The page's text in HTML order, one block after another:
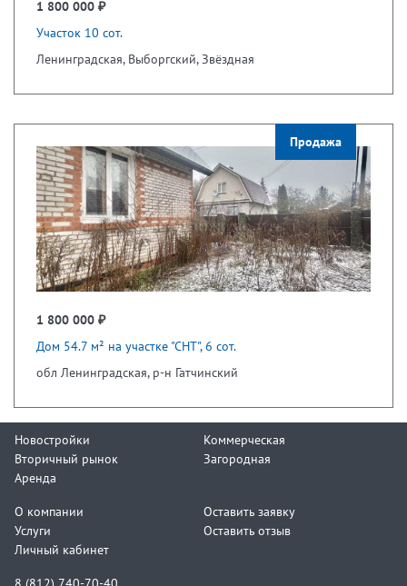
1 800 000 ₽
Участок 10 сот.
Ленинградская, Выборгский, Звёздная
Продажа
1 800 000 ₽
Дом 54.7 м² на участке "СНТ", 6 сот.
обл Ленинградская, р-н Гатчинский
Новостройки
Вторичный рынок
Аренда
Коммерческая
Загородная
О компании
Услуги
Личный кабинет
Оставить заявку
Оставить отзыв